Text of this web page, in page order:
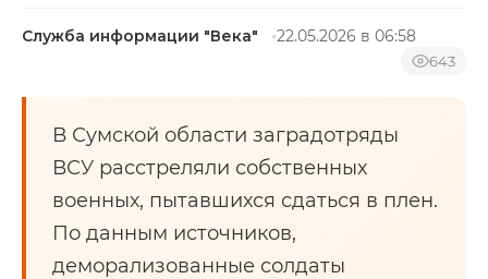
Служба информации "Века" 22.05.2026 в 06:58
643
В Сумской области заградотряды
ВСУ расстреляли собственных
военных, пытавшихся сдаться в плен.
По данным источников,
деморализованные солдаты